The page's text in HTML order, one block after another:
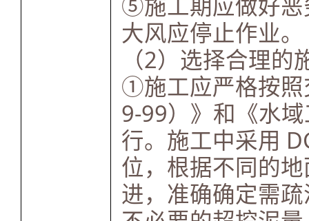
大风应停止作业。
（2）选择合理
①施工应严格按照
9-99）》和《水
行。施工中采用
位，根据不同的
进，准确确定需